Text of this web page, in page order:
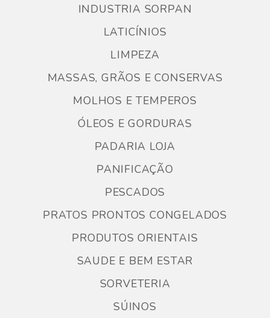
INDUSTRIA SORPAN
LATICÍNIOS
LIMPEZA
MASSAS, GRÃOS E CONSERVAS
MOLHOS E TEMPEROS
ÓLEOS E GORDURAS
PADARIA LOJA
PANIFICAÇÃO
PESCADOS
PRATOS PRONTOS CONGELADOS
PRODUTOS ORIENTAIS
SAUDE E BEM ESTAR
SORVETERIA
SÚINOS